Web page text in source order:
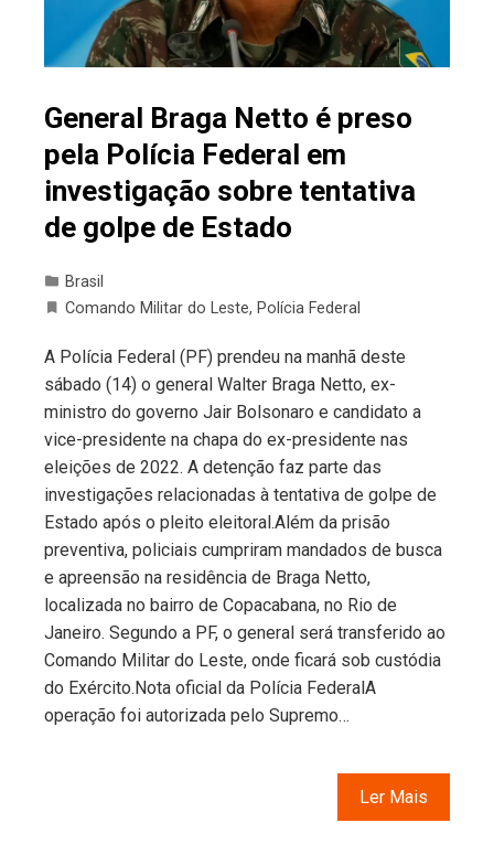
General Braga Netto é preso
pela Polícia Federal em
investigação sobre tentativa
de golpe de Estado
Brasil
Comando Militar do Leste, Polícia Federal
A Polícia Federal (PF) prendeu na manhã deste
sábado (14) o general Walter Braga Netto, ex-
ministro do governo Jair Bolsonaro e candidato a
vice-presidente na chapa do ex-presidente nas
eleições de 2022. A detenção faz parte das
investigações relacionadas à tentativa de golpe de
Estado após o pleito eleitoral.Além da prisão
preventiva, policiais cumpriram mandados de busca
e apreensão na residência de Braga Netto,
localizada no bairro de Copacabana, no Rio de
Janeiro. Segundo a PF, o general será transferido ao
Comando Militar do Leste, onde ficará sob custódia
do Exército.Nota oficial da Polícia FederalA
operação foi autorizada pelo Supremo…
Ler Mais